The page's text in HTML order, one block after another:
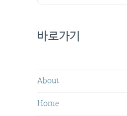
바로가기
About
Home